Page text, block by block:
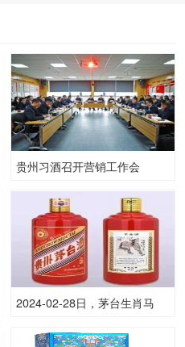
贵州习酒召开营销工作会
2024-02-28日，茅台生肖马